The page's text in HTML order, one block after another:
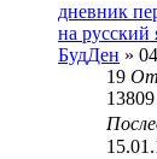
дневник
на русский
БудДен »
19
13809